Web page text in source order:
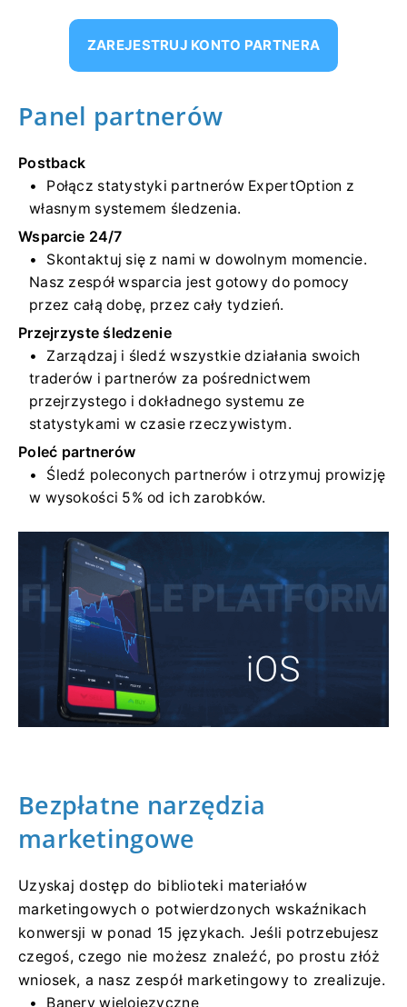
ZAREJESTRUJ KONTO PARTNERA
Panel partnerów
Postback
Połącz statystyki partnerów ExpertOption z
własnym systemem śledzenia.
Wsparcie 24/7
Skontaktuj się z nami w dowolnym momencie.
Nasz zespół wsparcia jest gotowy do pomocy
przez całą dobę, przez cały tydzień.
Przejrzyste śledzenie
Zarządzaj i śledź wszystkie działania swoich
traderów i partnerów za pośrednictwem
przejrzystego i dokładnego systemu ze
statystykami w czasie rzeczywistym.
Poleć partnerów
Śledź poleconych partnerów i otrzymuj prowizję
w wysokości 5% od ich zarobków.
Bezpłatne narzędzia
marketingowe
Uzyskaj dostęp do biblioteki materiałów
marketingowych o potwierdzonych wskaźnikach
konwersji w ponad 15 językach. Jeśli potrzebujesz
czegoś, czego nie możesz znaleźć, po prostu złóż
wniosek, a nasz zespół marketingowy to zrealizuje.
Banery wielojęzyczne